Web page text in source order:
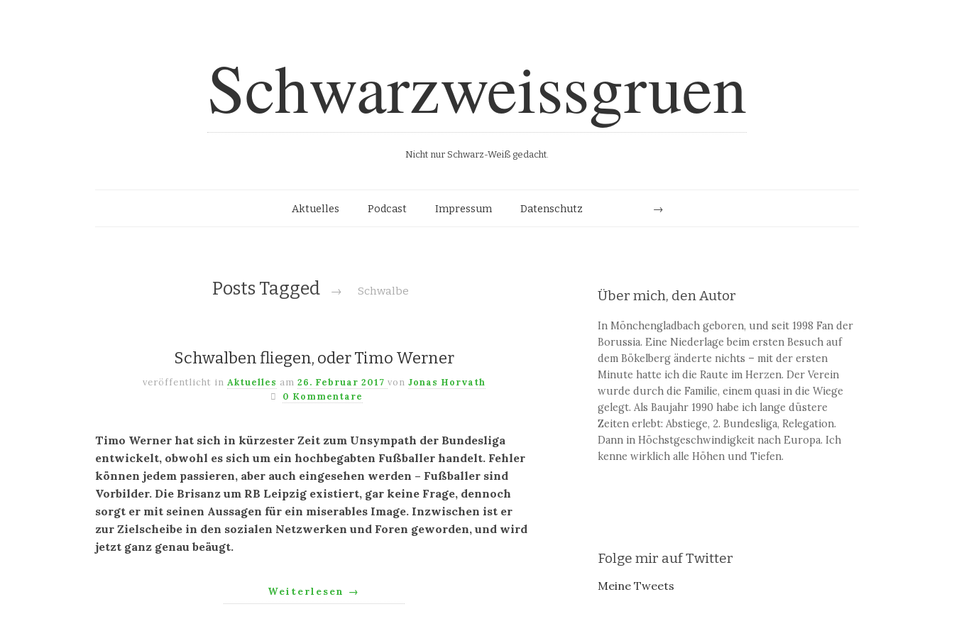
Schwarzweissgruen
Nicht nur Schwarz-Weiß gedacht.
Aktuelles Podcast Impressum Datenschutz
Posts Tagged → Schwalbe
Schwalben fliegen, oder Timo Werner
veröffentlicht in Aktuelles am 26. Februar 2017 von Jonas Horvath
0 Kommentare
Timo Werner hat sich in kürzester Zeit zum Unsympath der Bundesliga
entwickelt, obwohl es sich um ein hochbegabten Fußballer handelt. Fehler
können jedem passieren, aber auch eingesehen werden – Fußballer sind
Vorbilder. Die Brisanz um RB Leipzig existiert, gar keine Frage, dennoch
sorgt er mit seinen Aussagen für ein miserables Image. Inzwischen ist er
zur Zielscheibe in den sozialen Netzwerken und Foren geworden, und wird
jetzt ganz genau beäugt.
Weiterlesen →
Über mich, den Autor
In Mönchengladbach geboren, und seit 1998 Fan der
Borussia. Eine Niederlage beim ersten Besuch auf
dem Bökelberg änderte nichts – mit der ersten
Minute hatte ich die Raute im Herzen. Der Verein
wurde durch die Familie, einem quasi in die Wiege
gelegt. Als Baujahr 1990 habe ich lange düstere
Zeiten erlebt: Abstiege, 2. Bundesliga, Relegation.
Dann in Höchstgeschwindigkeit nach Europa. Ich
kenne wirklich alle Höhen und Tiefen.
Folge mir auf Twitter
Meine Tweets